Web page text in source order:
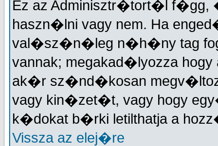
Ez az Adminisztr�tort�l f�gg,
haszn�lni vagy nem. Ha
val�sz�n�leg n�h�ny tag
vannak; megakad�lyozza
ak�r sz�nd�kosan
vagy kin�zet�t, vagy hogy
k�dokat b�rki letilthatja a
Vissza az elej�re